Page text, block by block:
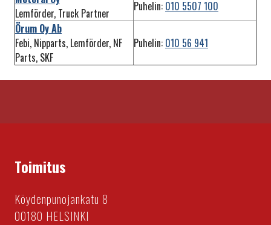
Lemförder, Truck Partner
Puhelin: 010 5507 100
Örum Oy Ab
Febi, Nipparts, Lemförder, NF
Parts, SKF
Puhelin: 010 56 941
Toimitus
Köydenpunojankatu 8
00180 HELSINKI